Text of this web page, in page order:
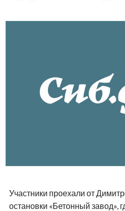
Участники проехали от
остановки «Бетонный завод»,